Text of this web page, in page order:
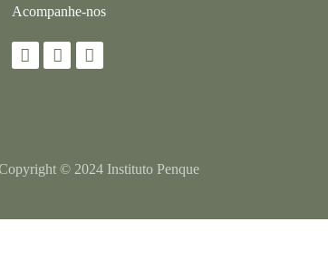
Acompanhe-nos
© 2024 Instituto Penque